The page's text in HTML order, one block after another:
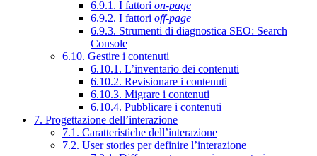
6.9.1. I fattori on-page
6.9.2. I fattori off-page
6.9.3. Strumenti di diagnostica SEO: Search
Console
6.10. Gestire i contenuti
6.10.1. L’inventario dei contenuti
6.10.2. Revisionare i contenuti
6.10.3. Migrare i contenuti
6.10.4. Pubblicare i contenuti
7. Progettazione dell’interazione
7.1. Caratteristiche dell’interazione
7.2. User stories per definire l’interazione